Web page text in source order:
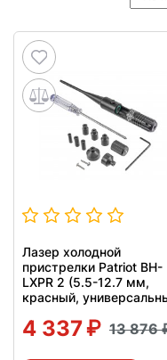
Лазер холодной
пристрелки Patriot BH-
LXPR 2 (5.5-12.7 мм,
красный,
4 337 13 876